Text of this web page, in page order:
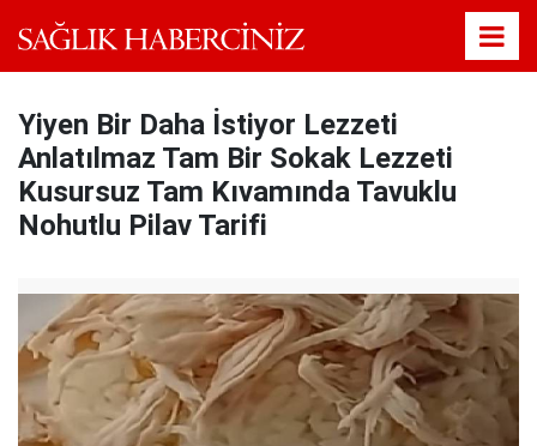
Yiyen Bir Daha İstiyor Lezzeti
Anlatılmaz Tam Bir Sokak Lezzeti
Kusursuz Tam Kıvamında Tavuklu
Nohutlu Pilav Tarifi